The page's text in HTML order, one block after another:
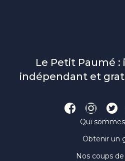
Le Petit Paumé
indépendant et
Qui
Obtenir un
Nos coups